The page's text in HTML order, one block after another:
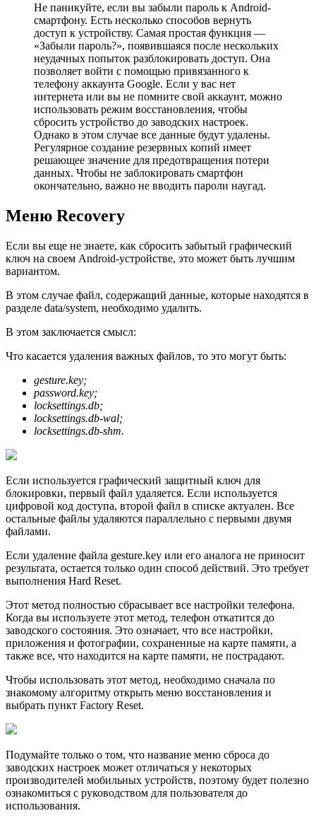
Не паникуйте, если вы забыли пароль к Android-
смартфону. Есть несколько способов вернуть
доступ к устройству. Самая простая функция —
«Забыли пароль?», появившаяся после нескольких
неудачных попыток разблокировать доступ. Она
позволяет войти с помощью привязанного к
телефону аккаунта Google. Если у вас нет
интернета или вы не помните свой аккаунт, можно
использовать режим восстановления, чтобы
сбросить устройство до заводских настроек.
Однако в этом случае все данные будут удалены.
Регулярное создание резервных копий имеет
решающее значение для предотвращения потери
данных. Чтобы не заблокировать смартфон
окончательно, важно не вводить пароли наугад.
Меню Recovery
Если вы еще не знаете, как сбросить забытый графический
ключ на своем Android-устройстве, это может быть лучшим
вариантом.
В этом случае файл, содержащий данные, которые находятся в
разделе data/system, необходимо удалить.
В этом заключается смысл:
Что касается удаления важных файлов, то это могут быть:
gesture.key;
password.key;
locksettings.db;
locksettings.db-wal;
locksettings.db-shm.
Если используется графический защитный ключ для
блoкировки, первый файл удаляется. Если используется
цифровой код доступа, второй файл в списке актуален. Все
остальные файлы удаляются параллельно с первыми двумя
файлами.
Если удаление файла gesture.key или его аналога не приносит
результата, остается только один способ действий. Это требует
выполнения Hard Reset.
Этот метод полностью сбрасывает все настройки телефона.
Когда вы используете этот метод, телефон откатится до
заводского состояния. Это означает, что все настройки,
приложения и фотографии, сохраненные на карте памяти, а
также все, что находится на карте памяти, не пострадают.
Чтобы использовать этот метод, необходимо сначала по
знакомому алгоритму открыть меню восстановления и
выбрать пункт Factory Reset.
Подумайте только о том, что название меню сброса до
заводских настроек может отличаться у некоторых
производителей мобильных устройств, поэтому будет полезно
ознакомиться с руководством для пользователя до
использования.